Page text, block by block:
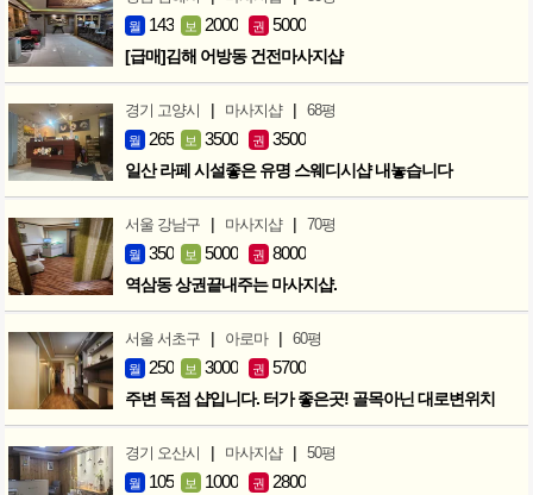
월 143 보 2000 권 5000
[급매]김해 어방동 건전마사지샵
경기 고양시 | 마사지샵 | 68평
월 265 보 3500 권 3500
일산 라페 시설좋은 유명 스웨디시샵 내놓습니다
서울 강남구 | 마사지샵 | 70평
월 350 보 5000 권 8000
역삼동 상권끝내주는 마사지샵.
서울 서초구 | 아로마 | 60평
월 250 보 3000 권 5700
주변 독점 샵입니다. 터가 좋은곳! 골목아닌 대로변위치
경기 오산시 | 마사지샵 | 50평
월 105 보 1000 권 2800